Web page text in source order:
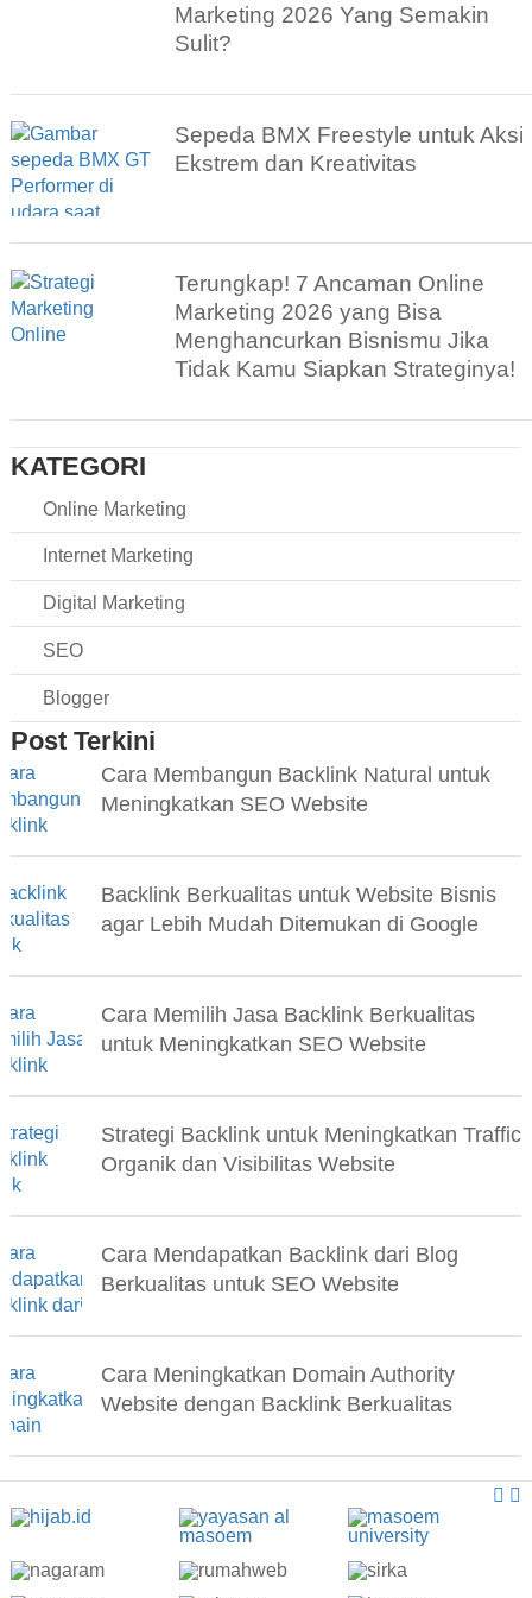
Marketing 2026 Yang Semakin
Sulit?
Sepeda BMX Freestyle untuk Aksi
Ekstrem dan Kreativitas
Terungkap! 7 Ancaman Online
Marketing 2026 yang Bisa
Menghancurkan Bisnismu Jika
Tidak Kamu Siapkan Strateginya!
KATEGORI
Online Marketing
Internet Marketing
Digital Marketing
SEO
Blogger
Post Terkini
Cara Membangun Backlink Natural untuk
Meningkatkan SEO Website
Backlink Berkualitas untuk Website Bisnis
agar Lebih Mudah Ditemukan di Google
Cara Memilih Jasa Backlink Berkualitas
untuk Meningkatkan SEO Website
Strategi Backlink untuk Meningkatkan Traffic
Organik dan Visibilitas Website
Cara Mendapatkan Backlink dari Blog
Berkualitas untuk SEO Website
Cara Meningkatkan Domain Authority
Website dengan Backlink Berkualitas